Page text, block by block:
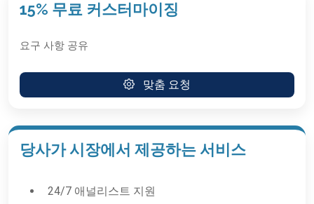
15% 무료 커스터마이징
요구 사항 공유
맞춤 요청
당사가 시장에서 제공하는 서비스
24/7 애널리스트 지원